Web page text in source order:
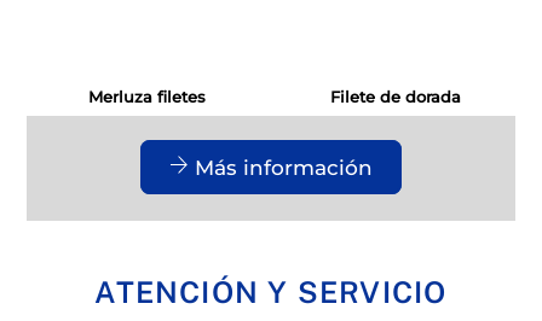
Merluza filetes Filete de dorada
Más información
ATENCIÓN Y SERVICIO